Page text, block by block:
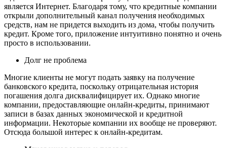
является Интернет. Благодаря тому, что кредитные компании
открыли дополнительный канал получения необходимых
средств, нам не придется выходить из дома, чтобы получить
кредит. Кроме того, приложение интуитивно понятно и очень
просто в использовании.
Долг не проблема
Многие клиенты не могут подать заявку на получение
банковского кредита, поскольку отрицательная история
погашения долга дисквалифицирует их. Однако многие
компании, предоставляющие онлайн-кредиты, принимают
записи в базах данных экономической и кредитной
информации. Некоторые компании их вообще не проверяют.
Отсюда большой интерес к онлайн-кредитам.